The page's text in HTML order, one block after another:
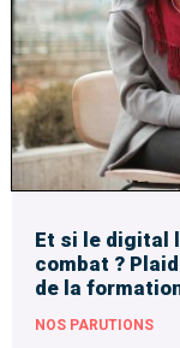
Et si le digital
combat ?
de la
NOS PARUTIONS